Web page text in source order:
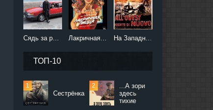
Сядь за руль моей машины (2021) Лакричная пицца (2021) На Западном фронте без перемен (2022)
ТОП-10
Сестрёнка
...А зори
здесь
тихие